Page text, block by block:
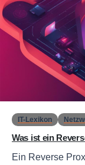
IT-Lexikon
Was ist ein
Ein Reverse